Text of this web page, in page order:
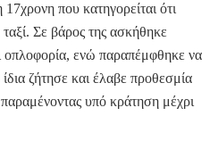
που κατηγορείται ότι
Σε βάρος της ασκήθηκε
οπλοφορία, ενώ παραπέμφθηκε να
ζήτησε και έλαβε προθεσμία
υπό κράτηση μέχρι